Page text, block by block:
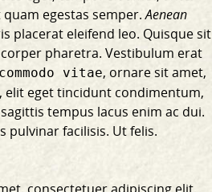
egestas semper.Aenean
placerat eleifend leo. Quisque sit
pharetra. Vestibulum erat
commodo vitae, ornare sit amet,
elit eget tincidunt condimentum,
tempus lacus enim ac dui.
pulvinar facilisis. Ut felis.